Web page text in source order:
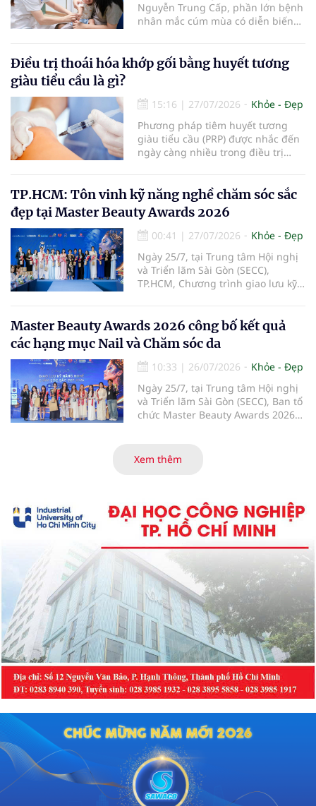
Nguyễn Trung Cấp, phần lớn bệnh
nhân mắc cúm mùa có diễn biến
mũi và có thể hồi phục sau khoảng
5-7 ngày. Tuy nhiên, vẫn có một tỷ
chí tử vong do các biến chứng của
Điều trị thoái hóa khớp gối bằng huyết tương
giàu tiểu cầu là gì?
15:16 | 27/07/2026
Khỏe - Đẹp
Phương pháp tiêm huyết tương
giàu tiểu cầu (PRP) được nhắc đến
ngày càng nhiều trong điều trị
chậm tiến triển bệnh. Vậy PRP hoạt
động theo cơ chế nào, mang lại
hiệu quả ra sao và những ai sẽ
phù hợp với phương pháp này?
TP.HCM: Tôn vinh kỹ năng nghề chăm sóc sắc
đẹp tại Master Beauty Awards 2026
00:41 | 27/07/2026
Khỏe - Đẹp
Ngày 25/7, tại Trung tâm Hội nghị
và Triển lãm Sài Gòn (SECC),
TP.HCM, Chương trình giao lưu kỹ
diễn ra với các hoạt động giao lưu
chuyên môn, trình diễn, đánh giá
tay nghề và trao giải cho những thí
sinh có phần thể hiện nổi bật.
Master Beauty Awards 2026 công bố kết quả
các hạng mục Nail và Chăm sóc da
10:33 | 26/07/2026
Khỏe - Đẹp
Ngày 25/7, tại Trung tâm Hội nghị
và Triển lãm Sài Gòn (SECC), Ban tổ
chức Master Beauty Awards 2026
Salon và bộ môn Chăm sóc da.
Xem thêm